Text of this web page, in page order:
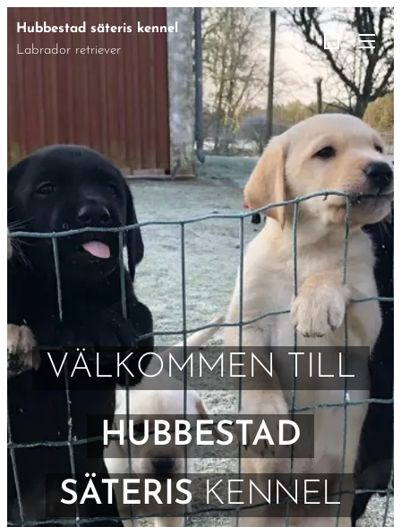
Hubbestad säteris kennel
Labrador retriever
VÄLKOMMEN TILL
HUBBESTAD
SÄTERISKENNEL